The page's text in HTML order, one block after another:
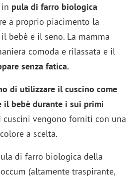
in pula di farro biologica
a proprio piacimento la
bebè e il seno. La mamma
comoda e rilassata e il
senza fatica.
di utilizzare il cuscino come
il bebè durante i sui primi
cuscini vengono forniti con una
a scelta.
di farro biologica della
(altamente traspirante,